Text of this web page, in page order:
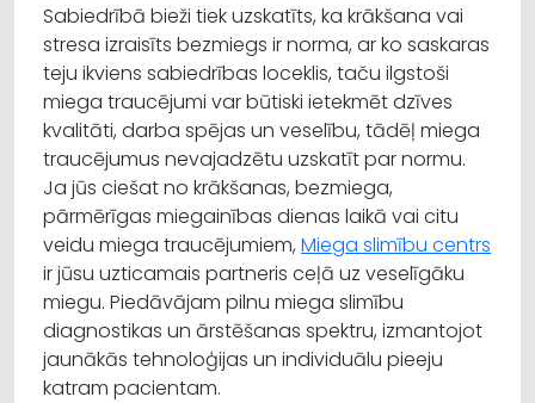
Sabiedrībā bieži tiek uzskatīts, ka krākšana vai
stresa izraisīts bezmiegs ir norma, ar ko saskaras
teju ikviens sabiedrības loceklis, taču ilgstoši
miega traucējumi var būtiski ietekmēt dzīves
kvalitāti, darba spējas un veselību, tādēļ miega
traucējumus nevajadzētu uzskatīt par normu.
Ja jūs ciešat no krākšanas, bezmiega,
pārmērīgas miegainības dienas laikā vai citu
veidu miega traucējumiem, Miega slimību centrs
ir jūsu uzticamais partneris ceļā uz veselīgāku
miegu. Piedāvājam pilnu miega slimību
diagnostikas un ārstēšanas spektru, izmantojot
jaunākās tehnoloģijas un individuālu pieeju
katram pacientam.